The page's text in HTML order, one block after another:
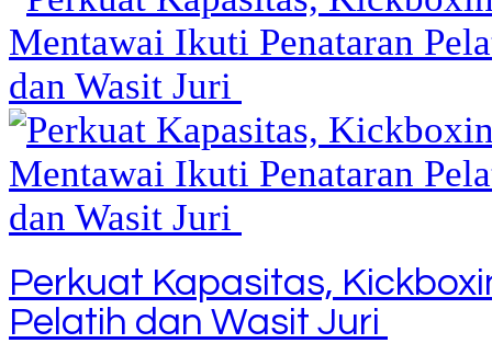
Perkuat Kapasitas,
Pelatih dan Wasit Juri